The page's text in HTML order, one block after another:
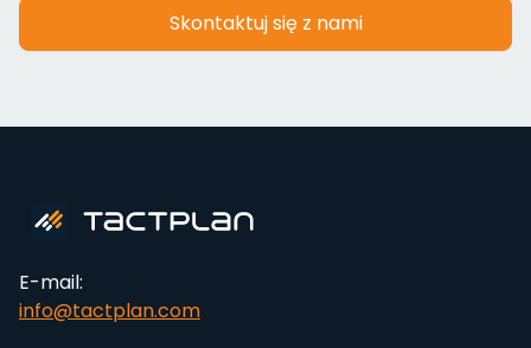
Skontaktuj się z nami
E-mail:
info@tactplan.com